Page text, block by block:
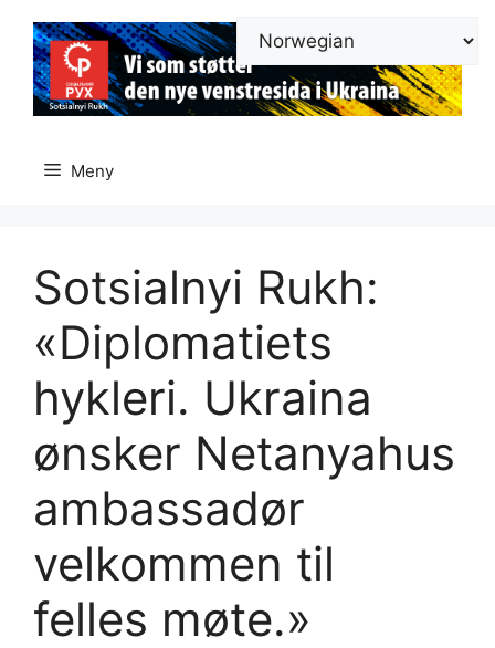
innhold
Meny
Sotsialnyi Rukh:
«Diplomatiets
hykleri. Ukraina
ønsker Netanyahus
ambassadør
velkommen til
felles møte.»